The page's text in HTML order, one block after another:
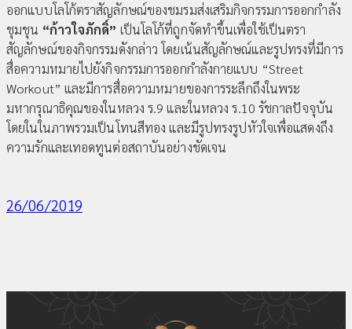
ออกแบบโลโก้ตราสัญลักษณ์ของชมรมส่งเสริมกิจกรรมการออกกำลัง
ชุมชุน “ก้าวใจภักดิ์” เป็นโลโก้ที่ถูกจัดทำขึ้นเพื่อใช้เป็นตรา
สัญลักษณ์ของกิจกรรมดังกล่าว โดยเน้นสัญลักษณ์และรูปทรงที่มีการ
สื่อความหมายไปยังกิจกรรมการออกกำลังกายแบบ “Street
Workout” และมีการสื่อความหมายของการระลึกถึงในพระ
มหากรุณาธิคุณของในหลวง ร.9 และในหลวง ร.10 รัชกาลปัจจุบัน
โดยในในภาพรวมเป็นโทนสีทอง และมีรูปทรงรูปหัวใจเพื่อแสดงถึง
ความรักและเทอดทูนต่อสถาบันอย่างชัดเจน
26/06/2019